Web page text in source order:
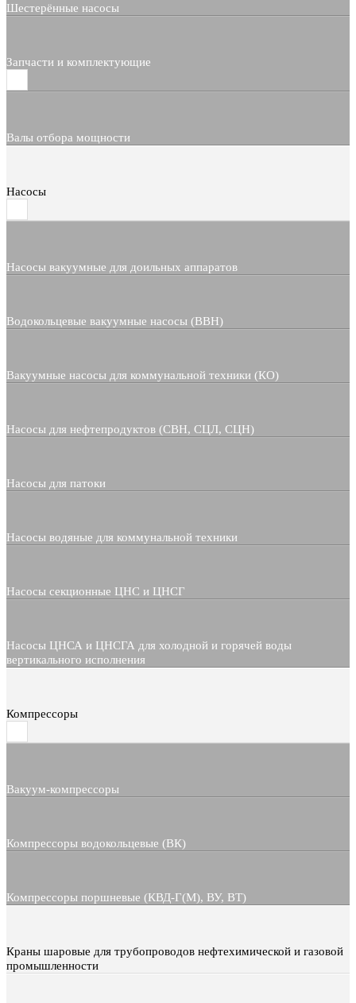
Шестерённые насосы
Запчасти и комплектующие
Валы отбора мощности
Насосы
Насосы вакуумные для доильных аппаратов
Водокольцевые вакуумные насосы (ВВН)
Вакуумные насосы для коммунальной техники (КО)
Насосы для нефтепродуктов (СВН, СЦЛ, СЦН)
Насосы для патоки
Насосы водяные для коммунальной техники
Насосы секционные ЦНС и ЦНСГ
Насосы ЦНСА и ЦНСГА для холодной и горячей воды
вертикального исполнения
Компрессоры
Вакуум-компрессоры
Компрессоры водокольцевые (ВК)
Компрессоры поршневые (КВД-Г(М), ВУ, ВТ)
Краны шаровые для трубопроводов нефтехимической и газовой
промышленности